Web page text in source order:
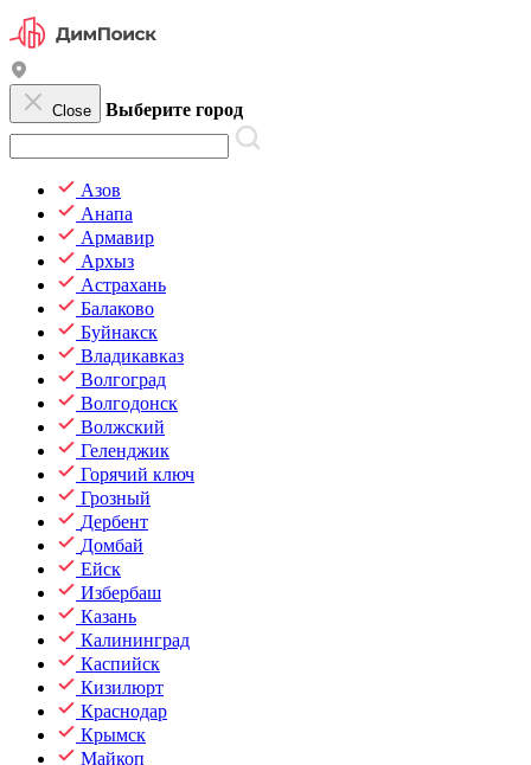
Close Выберите город
Азов
Анапа
Армавир
Архыз
Астрахань
Балаково
Буйнакск
Владикавказ
Волгоград
Волгодонск
Волжский
Геленджик
Горячий ключ
Грозный
Дербент
Домбай
Ейск
Избербаш
Казань
Калининград
Каспийск
Кизилюрт
Краснодар
Крымск
Майкоп